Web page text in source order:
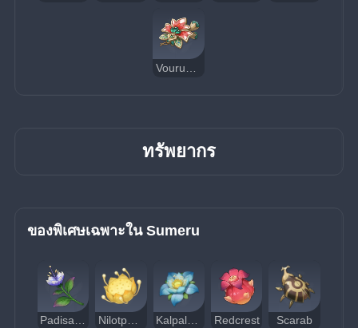
ทรัพยากร
ของพิเศษเฉพาะใน Sumeru
Padisarah Nilotpala Lotus Kalpalata Lotus Redcrest Scarab